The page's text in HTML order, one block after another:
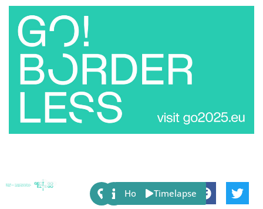
Share:
Host Timelapse